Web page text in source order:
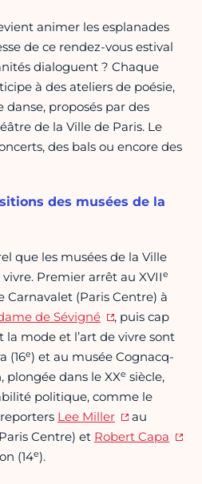
animer les esplanades
de ce rendez-vous estival
dialoguent ? Chaque
à des ateliers de poésie,
proposés par des
de la Ville de Paris. Le
des bals ou encore des
des musées de la
que les musées de la Ville
Premier arrêt au XVIIe
Carnavalet (Paris Centre) à
de Sévigné
, puis cap
la mode et l’art de vivre sont
(16e) et au musée Cognacq-
plongée dans le XXe siècle,
politique, comme le
Lee Miller
au
Centre) et Robert Capa
(14e).